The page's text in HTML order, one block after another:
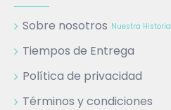
Sobre nosotros Nuestra Historia
Tiempos de Entrega
Política de privacidad
Términos y condiciones